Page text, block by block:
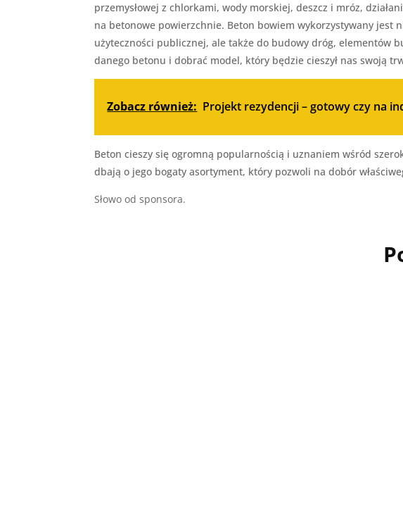
przemysłowej z chlorkami, wody morskiej, deszcz i mróz,
na betonowe powierzchnie. Beton bowiem wykorzystywany
użyteczności publicznej, ale także do budowy dróg, elementów
danego betonu i dobrać model, który będzie cieszył nas swoją
Zobacz również: Projekt rezydencji – gotowy czy na
Beton cieszy się ogromną popularnością i uznaniem wśród
dbają o jego bogaty asortyment, który pozwoli na dobór
Słowo od sponsora.